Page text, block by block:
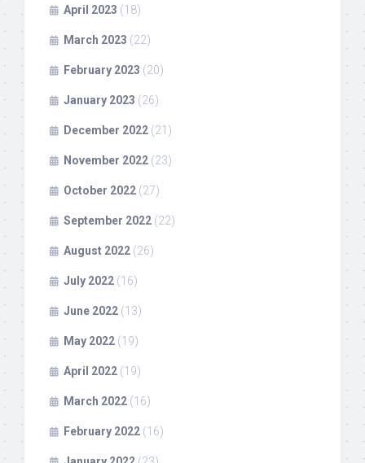
April 2023 (18)
March 2023 (22)
February 2023 (20)
January 2023 (26)
December 2022 (21)
November 2022 (23)
October 2022 (27)
September 2022 (22)
August 2022 (26)
July 2022 (16)
June 2022 (13)
May 2022 (19)
April 2022 (19)
March 2022 (16)
February 2022 (16)